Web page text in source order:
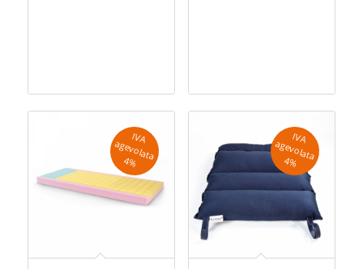
IV
A
a
g
e
v
o
la
ta
4
%
IV
A
a
g
e
v
o
la
ta
4
%